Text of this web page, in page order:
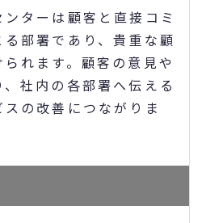
ターは顧客と直接コミ
部署であり、貴重な顧
れます。顧客の意見や
社内の各部署へ伝える
の改善につながりま